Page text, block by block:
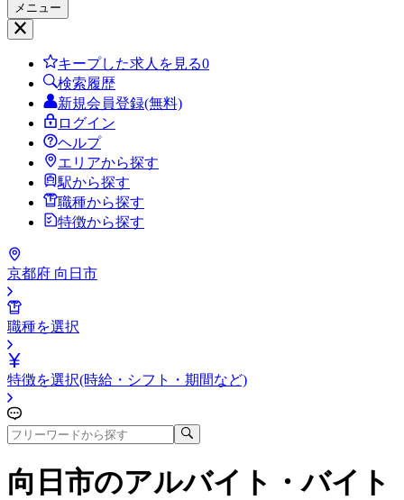
メニュー
キープした求人を見る0
検索履歴
新規会員登録(無料)
ログイン
ヘルプ
エリアから探す
駅から探す
職種から探す
特徴から探す
京都府 向日市
職種を選択
特徴を選択(時給・シフト・期間など)
向日市のアルバイト・バイト